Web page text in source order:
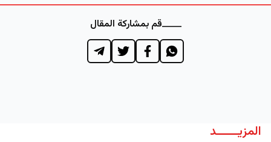
قم بمشاركة المقال
المزيــــــد